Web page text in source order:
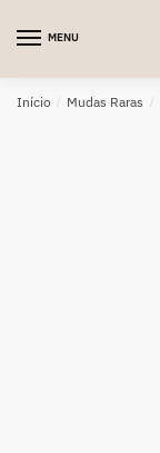
MENU
Início / Mudas Raras /